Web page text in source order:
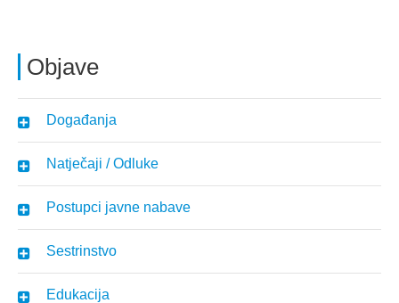
Objave
Događanja
Natječaji / Odluke
Postupci javne nabave
Sestrinstvo
Edukacija